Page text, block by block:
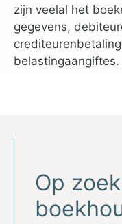
zijn veelal het
gegevens,
belastingaangiftes.
Op